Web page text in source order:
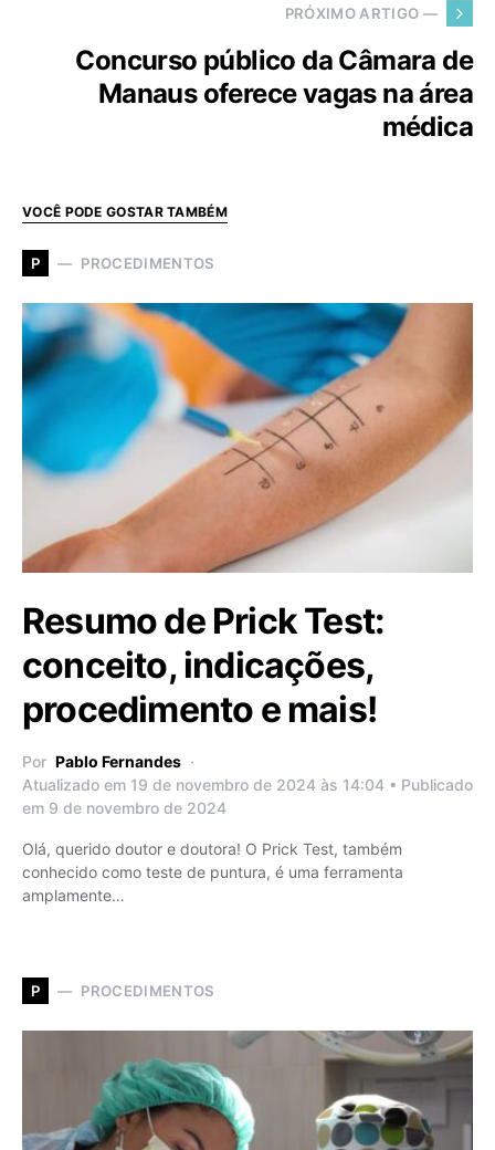
PRÓXIMO ARTIGO —
Concurso público da Câmara de
Manaus oferece vagas na área
médica
VOCÊ PODE GOSTAR TAMBÉM
P PROCEDIMENTOS
Resumo de Prick Test:
conceito, indicações,
procedimento e mais!
Por Pablo Fernandes
Atualizado em 19 de novembro de 2024 às 14:04 • Publicado
em 9 de novembro de 2024
Olá, querido doutor e doutora! O Prick Test, também
conhecido como teste de puntura, é uma ferramenta
amplamente…
P PROCEDIMENTOS